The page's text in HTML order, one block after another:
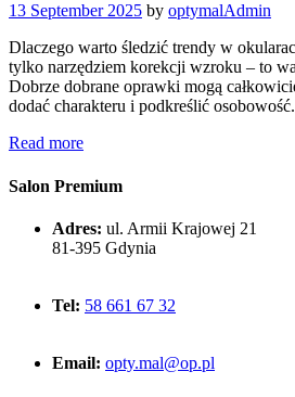
13 September 2025 by optymalAdmin
Dlaczego warto śledzić trendy w
tylko narzędziem korekcji wzroku – to
Dobrze dobrane oprawki mogą
dodać charakteru i podkreślić
Read more
Salon Premium
Adres: ul. Armii Krajowej 21
81-395 Gdynia
Tel: 58 661 67 32
Email: opty.mal@op.pl